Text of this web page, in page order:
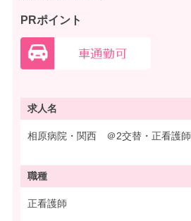
PRポイント
求人名
相原病院・関西 ＠2交替・正看護師
職種
正看護師